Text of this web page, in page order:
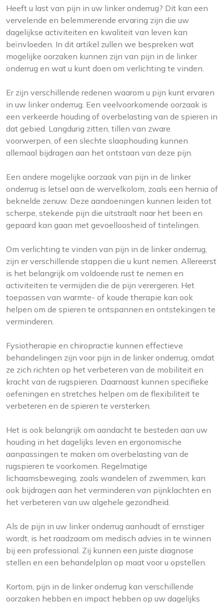
Heeft u last van pijn in uw linker onderrug? Dit kan een
vervelende en belemmerende ervaring zijn die uw
dagelijkse activiteiten en kwaliteit van leven kan
beïnvloeden. In dit artikel zullen we bespreken wat
mogelijke oorzaken kunnen zijn van pijn in de linker
onderrug en wat u kunt doen om verlichting te vinden.
Er zijn verschillende redenen waarom u pijn kunt ervaren
in uw linker onderrug. Een veelvoorkomende oorzaak is
een verkeerde houding of overbelasting van de spieren in
dat gebied. Langdurig zitten, tillen van zware
voorwerpen, of een slechte slaaphouding kunnen
allemaal bijdragen aan het ontstaan van deze pijn.
Een andere mogelijke oorzaak van pijn in de linker
onderrug is letsel aan de wervelkolom, zoals een hernia of
beknelde zenuw. Deze aandoeningen kunnen leiden tot
scherpe, stekende pijn die uitstraalt naar het been en
gepaard kan gaan met gevoelloosheid of tintelingen.
Om verlichting te vinden van pijn in de linker onderrug,
zijn er verschillende stappen die u kunt nemen. Allereerst
is het belangrijk om voldoende rust te nemen en
activiteiten te vermijden die de pijn verergeren. Het
toepassen van warmte- of koude therapie kan ook
helpen om de spieren te ontspannen en ontstekingen te
verminderen.
Fysiotherapie en chiropractie kunnen effectieve
behandelingen zijn voor pijn in de linker onderrug, omdat
ze zich richten op het verbeteren van de mobiliteit en
kracht van de rugspieren. Daarnaast kunnen specifieke
oefeningen en stretches helpen om de flexibiliteit te
verbeteren en de spieren te versterken.
Het is ook belangrijk om aandacht te besteden aan uw
houding in het dagelijks leven en ergonomische
aanpassingen te maken om overbelasting van de
rugspieren te voorkomen. Regelmatige
lichaamsbeweging, zoals wandelen of zwemmen, kan
ook bijdragen aan het verminderen van pijnklachten en
het verbeteren van uw algehele gezondheid.
Als de pijn in uw linker onderrug aanhoudt of ernstiger
wordt, is het raadzaam om medisch advies in te winnen
bij een professional. Zij kunnen een juiste diagnose
stellen en een behandelplan op maat voor u opstellen.
Kortom, pijn in de linker onderrug kan verschillende
oorzaken hebben en impact hebben op uw dagelijks